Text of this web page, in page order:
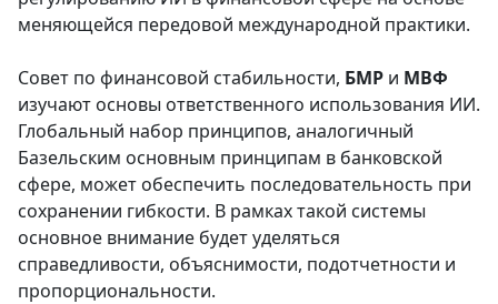
меняющейся передовой международной практики.
Совет по финансовой стабильности, БМР и МВФ
изучают основы ответственного использования ИИ.
Глобальный набор принципов, аналогичный
Базельским основным принципам в банковской
сфере, может обеспечить последовательность при
сохранении гибкости. В рамках такой системы
основное внимание будет уделяться
справедливости, объяснимости, подотчетности и
пропорциональности.